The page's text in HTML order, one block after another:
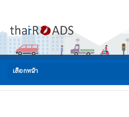
เลือกหน้า